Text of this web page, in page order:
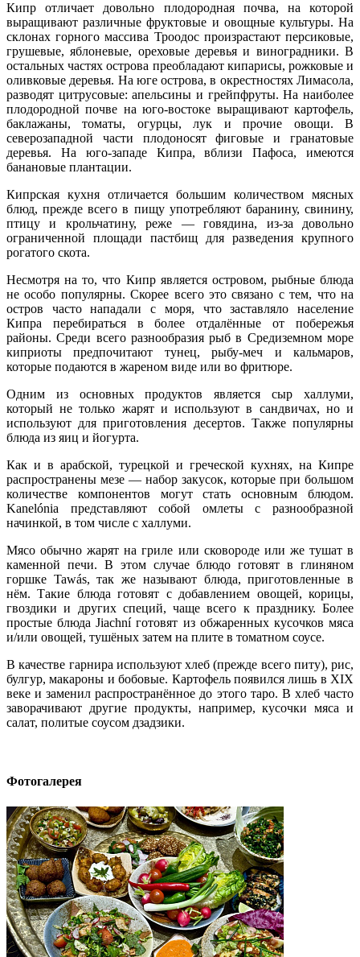
Кипр отличает довольно плодородная почва, на которой
выращивают различные фруктовые и овощные культуры. На
склонах горного массива Троодос произрастают персиковые,
грушевые, яблоневые, ореховые деревья и виноградники. В
остальных частях острова преобладают кипарисы, рожковые и
оливковые деревья. На юге острова, в окрестностях Лимасола,
разводят цитрусовые: апельсины и грейпфруты. На наиболее
плодородной почве на юго-востоке выращивают картофель,
баклажаны, томаты, огурцы, лук и прочие овощи. В
северозападной части плодоносят фиговые и гранатовые
деревья. На юго-западе Кипра, вблизи Пафоса, имеются
банановые плантации.
Кипрская кухня отличается большим количеством мясных
блюд, прежде всего в пищу употребляют баранину, свинину,
птицу и крольчатину, реже — говядина, из-за довольно
ограниченной площади пастбищ для разведения крупного
рогатого скота.
Несмотря на то, что Кипр является островом, рыбные блюда
не особо популярны. Скорее всего это связано с тем, что на
остров часто нападали с моря, что заставляло население
Кипра перебираться в более отдалённые от побережья
районы. Среди всего разнообразия рыб в Средиземном море
киприоты предпочитают тунец, рыбу-меч и кальмаров,
которые подаются в жареном виде или во фритюре.
Одним из основных продуктов является сыр халлуми,
который не только жарят и используют в сандвичах, но и
используют для приготовления десертов. Также популярны
блюда из яиц и йогурта.
Как и в арабской, турецкой и греческой кухнях, на Кипре
распространены мезе — набор закусок, которые при большом
количестве компонентов могут стать основным блюдом.
Kanelónia представляют собой омлеты с разнообразной
начинкой, в том числе с халлуми.
Мясо обычно жарят на гриле или сковороде или же тушат в
каменной печи. В этом случае блюдо готовят в глиняном
горшке Tawás, так же называют блюда, приготовленные в
нём. Такие блюда готовят с добавлением овощей, корицы,
гвоздики и других специй, чаще всего к празднику. Более
простые блюда Jiachní готовят из обжаренных кусочков мяса
и/или овощей, тушёных затем на плите в томатном соусе.
В качестве гарнира используют хлеб (прежде всего питу), рис,
булгур, макароны и бобовые. Картофель появился лишь в XIX
веке и заменил распространённое до этого таро. В хлеб часто
заворачивают другие продукты, например, кусочки мяса и
салат, политые соусом дзадзики.
Фотогалерея